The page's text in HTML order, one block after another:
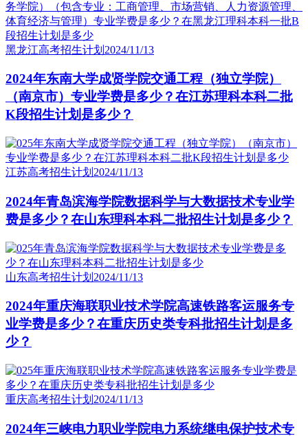
黑龙江高考招生计划 2024/11/13
2024年东南大学成贤学院交通工程（独立学院）
（南京市）专业学费是多少？在江苏理科本科二批
K段招生计划是多少？
江苏高考招生计划 2024/11/13
2024年青岛滨海学院数据科学与大数据技术专业学
费是多少？在山东理科本科二批招生计划是多少？
山东高考招生计划 2024/11/13
2024年重庆海联职业技术学院高速铁路客运服务专
业学费是多少？在重庆历史类专科批招生计划是多
少？
重庆高考招生计划 2024/11/13
2024年三峡电力职业学院电力系统继电保护技术专